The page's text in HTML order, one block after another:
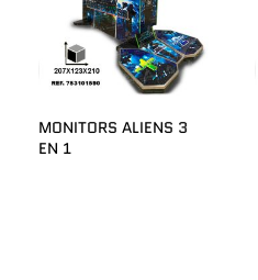
MONITORS ALIENS 3
EN 1